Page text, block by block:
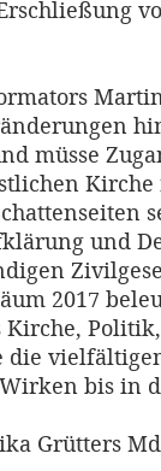
müsse
Kirche
und
2017
Kirche,
die
bis in
Grütters